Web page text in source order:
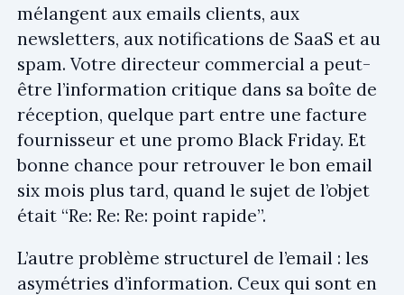
mélangent aux emails clients, aux
newsletters, aux notifications de SaaS et au
spam. Votre directeur commercial a peut-
être l’information critique dans sa boîte de
réception, quelque part entre une facture
fournisseur et une promo Black Friday. Et
bonne chance pour retrouver le bon email
six mois plus tard, quand le sujet de l’objet
était “Re: Re: Re: point rapide”.
L’autre problème structurel de l’email : les
asymétries d’information. Ceux qui sont en